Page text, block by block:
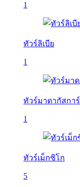
1
ทัวร์ลิเบีย
1
ทัวร์มาดากัสการ์
1
ทัวร์เม็กซิโก
5